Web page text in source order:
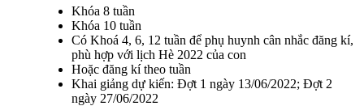
Khóa 8 tuần
Khóa 10 tuần
Có Khoá 4, 6, 12 tuần để phụ huynh cân nhắc đăng kí,
phù hợp với lịch Hè 2022 của con
Hoặc đăng kí theo tuần
Khai giảng dự kiến: Đợt 1 ngày 13/06/2022; Đợt 2
ngày 27/06/2022